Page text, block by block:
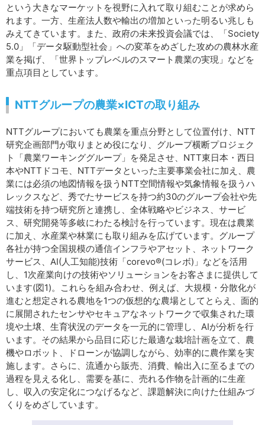
という大きなマーケットを視野に入れて取り組むことが求めら
れます。一方、生産法人数や輸出の増加といった明るい兆しも
みえてきています。また、政府の未来投資会議では、「Society
5.0」「データ駆動型社会」への変革をめざした攻めの農林水産
業を掲げ、「世界トップレベルのスマート農業の実現」などを
重点項目としています。
NTTグループの農業×ICTの取り組み
NTTグループにおいても農業を重点分野として位置付け、NTT
研究企画部門が取りまとめ役になり、グループ横断プロジェク
ト「農業ワーキンググループ」を発足させ、NTT東日本・西日
本やNTTドコモ、NTTデータといった主要事業会社に加え、農
業には必須の地図情報を扱うNTT空間情報や気象情報を扱うハ
レックスなど、秀でたサービスを持つ約30のグループ会社や先
端技術を持つ研究所と連携し、全体戦略やビジネス、サービ
ス、研究開発等多岐にわたる検討を行っています。現在は農業
に加え、水産業や林業にも取り組みを広げています。グループ
各社が持つ全国規模の通信インフラやアセット、ネットワーク
サービス、AI(人工知能)技術「corevo®(コレボ)」などを活用
し、1次産業向けの技術やソリューションをお客さまに提供して
います(図1)。これらを組み合わせ、例えば、大規模・分散化が
進むと想定される農地を1つの仮想的な農場としてとらえ、面的
に展開されたセンサやセキュアなネットワークで収集された環
境や土壌、生育状況のデータを一元的に管理し、AIが分析を行
います。その結果から品目に応じた最適な栽培計画を立て、農
機やロボット、ドローンが協調しながら、効率的に農作業を実
施します。さらに、流通から販売、消費、輸出入に至るまでの
過程を見える化し、需要を基に、売れる作物を計画的に生産
し、収入の安定化につなげるなど、課題解決に向けた仕組みづ
くりをめざしています。